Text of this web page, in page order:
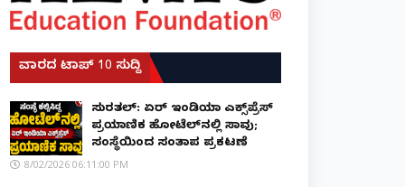
ವಾರದ ಟಾಪ್ 10 ಸುದ್ದಿ
ಸುರತ್ಕಲ್: ಏರ್ ಇಂಡಿಯಾ ಎಕ್ಸ್‌ಪ್ರೆಸ್
ಪ್ರಯಾಣಿಕ ಹೋಟೆಲ್‌ನಲ್ಲಿ ಸಾವು;
ಸಂಸ್ಥೆಯಿಂದ ಸಂತಾಪ ಪ್ರಕಟಣೆ
8/02/2026 06:11:00 PM